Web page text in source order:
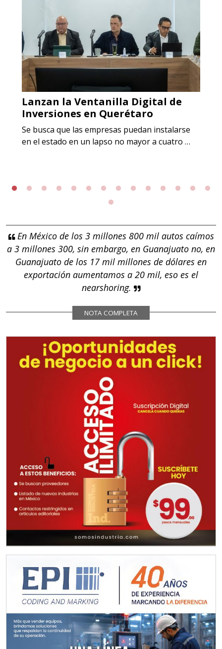
Lanzan la Ventanilla Digital de
Inversiones en Querétaro
Se busca que las empresas puedan instalarse
en el estado en un lapso no mayor a cuatro …
En México de los 3 millones 800 mil autos caímos
a 3 millones 300, sin embargo, en Guanajuato no, en
Guanajuato de los 17 mil millones de dólares en
exportación aumentamos a 20 mil, eso es el
nearshoring.
NOTA COMPLETA